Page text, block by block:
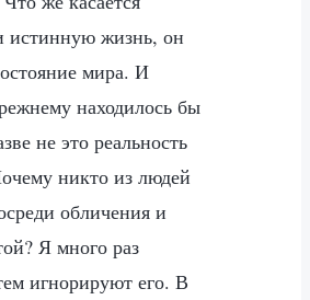
истинную жизнь, он
мира. И
находилось бы
не это реальность
никто из людей
обличения и
Я много раз
игнорируют его. В